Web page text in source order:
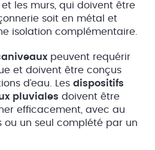
les murs, qui doivent être
soit en métal et
isolation complémentaire.
peuvent requérir
et doivent être conçus
d’eau. Les dispositifs
pluviales doivent être
efficacement, avec au
ou un seul complété par un